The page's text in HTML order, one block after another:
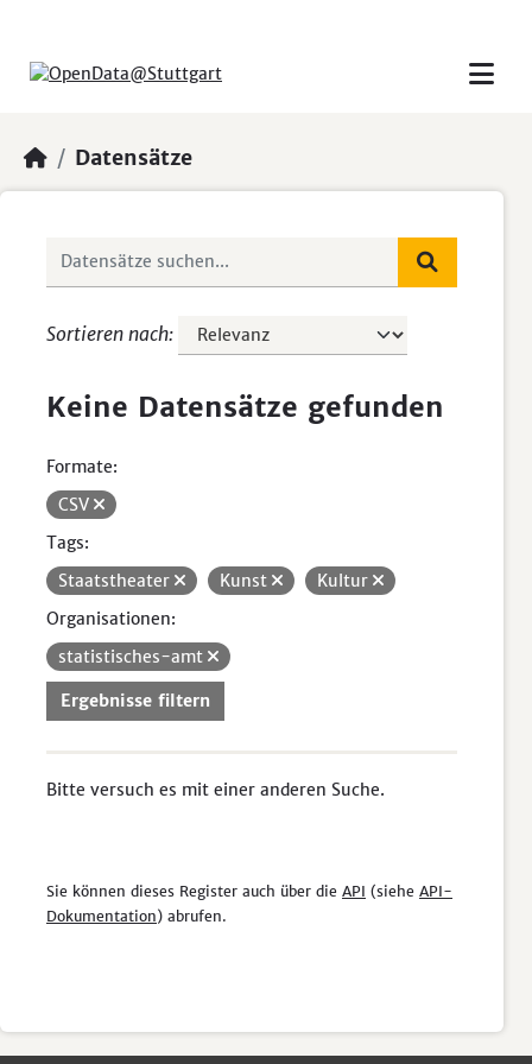
Datensätze
Sortieren nach
Keine Datensätze gefunden
Formate:
CSV
Tags:
Staatstheater
Kunst
Kultur
Organisationen:
statistisches-amt
Ergebnisse filtern
Bitte versuch es mit einer anderen Suche.
Sie können dieses Register auch über die API (siehe API-
Dokumentation) abrufen.